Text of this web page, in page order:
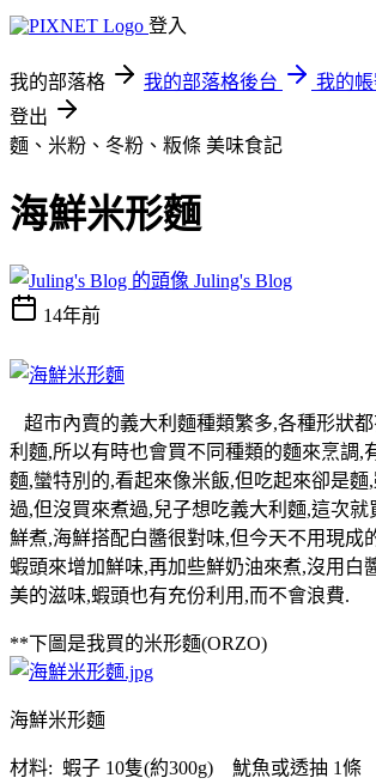
登入
我的部落格 我的部落格後台
我的
登出
麵、米粉、冬粉、粄條 美味食記
海鮮米形麵
Juling's Blog
14年前
超市內賣的義大利麵種類繁多,各種形狀
利麵,所以有時也會買不同種類的麵來烹調,
麵,蠻特別的,看起來像米飯,但吃起來卻是麵
過,但沒買來煮過,兒子想吃義大利麵,這次就
鮮煮,海鮮搭配白醬很對味,但今天不用現成
蝦頭來增加鮮味,再加些鮮奶油來煮,沒用白
美的滋味,蝦頭也有充份利用,而不會浪費.
**下圖是我買的米形麵(ORZO)
海鮮米形麵
材料: 蝦子 10隻(約300g) 魷魚或透抽 1條